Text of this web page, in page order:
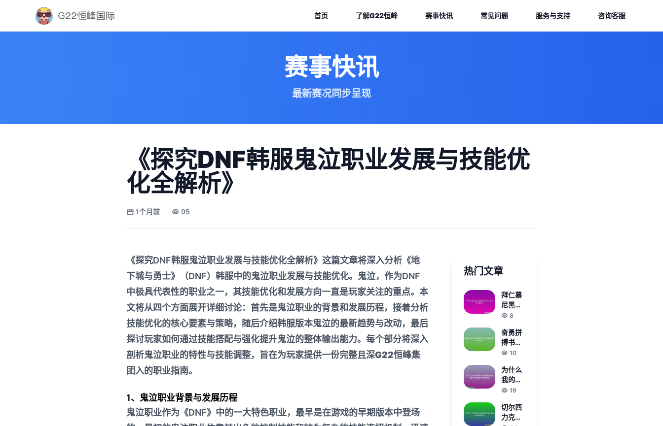
首页 了解G22恒峰 赛事快讯 常见问题 服务与支持 咨询客服
赛事快讯
最新赛况同步呈现
《探究DNF韩服鬼泣职业发展与技能优
化全解析》
1个月前 95
《探究DNF韩服鬼泣职业发展与技能优化全解析》这篇文章将深入分析《地
下城与勇士》（DNF）韩服中的鬼泣职业发展与技能优化。鬼泣，作为DNF
中极具代表性的职业之一，其技能优化和发展方向一直是玩家关注的重点。本
文将从四个方面展开详细讨论：首先是鬼泣职业的背景和发展历程，接着分析
技能优化的核心要素与策略，随后介绍韩服版本鬼泣的最新趋势与改动，最后
探讨玩家如何通过技能搭配与强化提升鬼泣的整体输出能力。每个部分将深入
剖析鬼泣职业的特性与技能调整，旨在为玩家提供一份完整且深G22恒峰集
团入的职业指南。
1、鬼泣职业背景与发展历程
鬼泣职业作为《DNF》中的一大特色职业，最早是在游戏的早期版本中登场
热门文章
拜仁慕
尼黑尚
未为穆
续约合
同 存在
不确定
8
奋勇拼
搏书写
辉煌篇
河南精
彩绽放
新时代
10
为什么
我的CF
进不去
析常见
原因与
19
切尔西
力克巴